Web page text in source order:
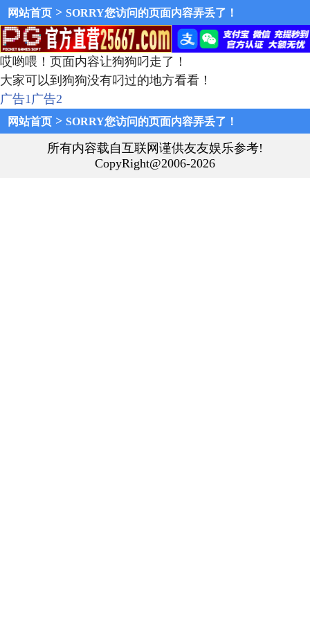
网站首页 > SORRY您访问的页面内容弄丢了！
哎哟喂！页面内容让狗狗叼走了！
大家可以到狗狗没有叼过的地方看看！
广告1广告2
网站首页 > SORRY您访问的页面内容弄丢了！
所有内容载自互联网谨供友友娱乐参考!
CopyRight@2006-2026